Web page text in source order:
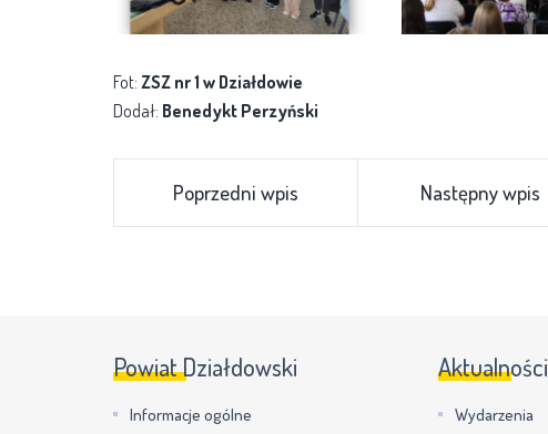
Fot: ZSZ nr 1 w Działdowie
Dodał: Benedykt Perzyński
Poprzedni wpis Następny wpis
Powiat Działdowski
Informacje ogólne
Aktualności
Wydarzenia